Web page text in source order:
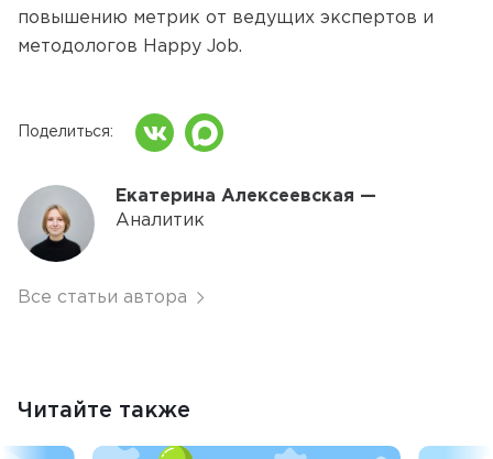
повышению метрик от ведущих экспертов и
методологов Happy Job.
Поделиться
Екатерина Алексеевская —
Аналитик
Все статьи автора
Читайте также